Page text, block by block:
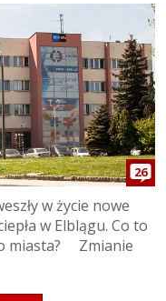
26
w życie nowe
w Elblągu. Co to
miasta? Zmianie